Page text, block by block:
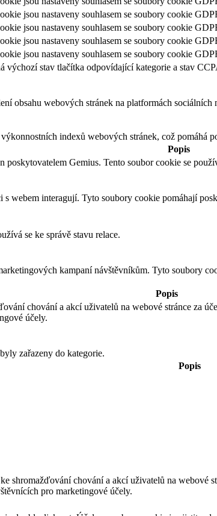
jsou nastaveny souhlasem se soubory cookie
jsou nastaveny souhlasem se soubory cookie
jsou nastaveny souhlasem se soubory cookie
jsou nastaveny souhlasem se soubory cookie
výchozí stav tlačítka odpovídající kategorie a stav
obsahu webových stránek na platformách
indexů webových stránek, což pomáhá
Popis
poskytovatelem Gemius. Tento soubor cookie se
webem interagují. Tyto soubory cookie pomáhají
se ke správě stavu relace.
kampaní návštěvníkům. Tyto soubory
Popis
chování a akcí uživatelů na webové stránce za
účely.
zařazeny do kategorie.
Popis
shromažďování chování a akcí uživatelů na webové
pro marketingové účely.